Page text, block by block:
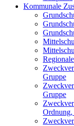
Kommunale
Gruppe
Gruppe
Ordnung,